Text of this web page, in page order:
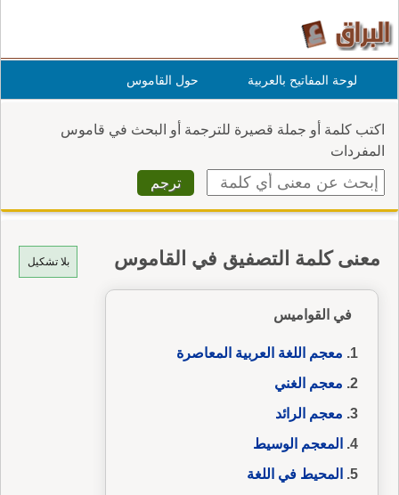
لوحة المفاتيح بالعربية حول القاموس
اكتب كلمة أو جملة قصيرة للترجمة أو البحث في قاموس
المفردات
بلا تشكيل معنى كلمة التصفيق في القاموس
في القواميس
معجم اللغة العربية المعاصرة
معجم الغني
معجم الرائد
المعجم الوسيط
المحيط في اللغة